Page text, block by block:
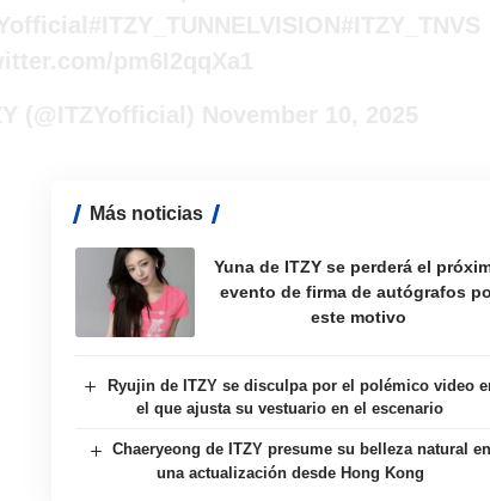
Más noticias
Yuna de ITZY se perderá el
evento de firma de autógrafos
este motivo
Ryujin de ITZY se disculpa por el polémico video
el que ajusta su vestuario en el escenario
Chaeryeong de ITZY presume su belleza natural en
una actualización desde Hong Kong